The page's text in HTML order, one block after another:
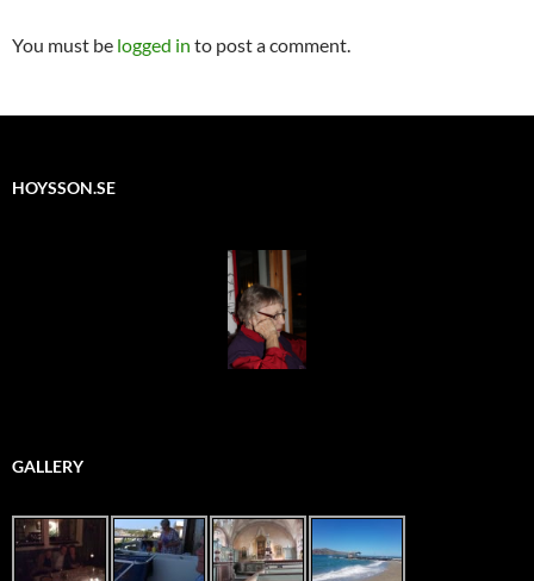
You must be logged in to post a comment.
HOYSSON.SE
GALLERY